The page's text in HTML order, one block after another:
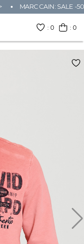
MARC CAIN: SALE -
:0 : 0